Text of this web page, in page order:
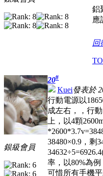
鋁
應
回
銀級會員
20#
Kuei發表於
行動電源以
成左右，，行
上，以4顆
38480×0.9，剩
率，以80%為例
可惜所有手機